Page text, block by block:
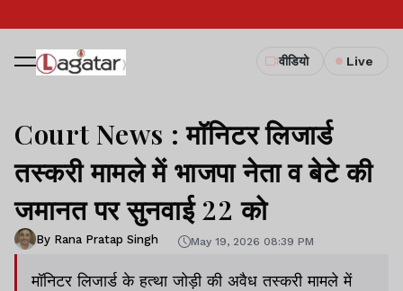
वीडियो Live
Court News : मॉनिटर लिजार्ड
तस्करी मामले में भाजपा नेता व बेटे की
जमानत पर सुनवाई 22 को
By Rana Pratap Singh May 19, 2026 08:39 PM
मॉनिटर लिजार्ड के हत्था जोड़ी की अवैध तस्करी मामले में